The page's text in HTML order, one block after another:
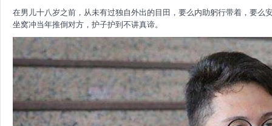
在男儿十八岁之前，从未有过独自外出的目田，要么内助躬行带着，要么
坐窝冲当年推倒对方，护子护到不讲真谛。